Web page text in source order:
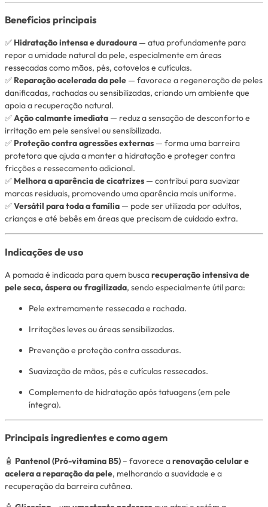
Benefícios principais
✅ Hidratação intensa e duradoura — atua profundamente para
repor a umidade natural da pele, especialmente em áreas
ressecadas como mãos, pés, cotovelos e cutículas.
✅ Reparação acelerada da pele — favorece a regeneração de peles
danificadas, rachadas ou sensibilizadas, criando um ambiente que
apoia a recuperação natural.
✅Ação calmante imediata — reduz a sensação de desconforto e
irritação em pele sensível ou sensibilizada.
✅ Proteção contra agressões externas — forma uma barreira
protetora que ajuda a manter a hidratação e proteger contra
fricções e ressecamento adicional.
✅ Melhora a aparência de cicatrizes — contribui para suavizar
marcas residuais, promovendo uma aparência mais uniforme.
✅Versátil para toda a família — pode ser utilizada por adultos,
crianças e até bebês em áreas que precisam de cuidado extra.
Indicações de uso
A pomada é indicada para quem buscarecuperação intensiva de
pele seca, áspera ou fragilizada, sendo especialmente útil para:
Pele extremamente ressecada e rachada.
Irritações leves ou áreas sensibilizadas.
Prevenção e proteção contra assaduras.
Suavização de mãos, pés e cutículas ressecados.
Complemento de hidratação após tatuagens (em pele
íntegra).
Principais ingredientes e como agem
🧴 Pantenol (Pró-vitamina B5) – favorece arenovação celular e
acelera a reparação da pele, melhorando a suavidade e a
recuperação da barreira cutânea.